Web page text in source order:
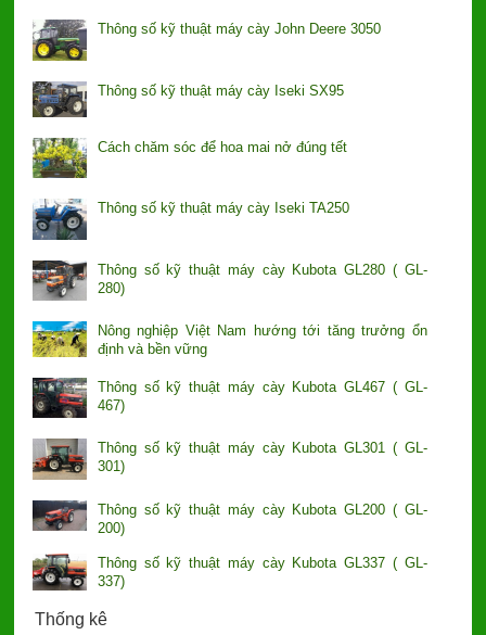
Thông số kỹ thuật máy cày John Deere 3050
Thông số kỹ thuật máy cày Iseki SX95
Cách chăm sóc để hoa mai nở đúng tết
Thông số kỹ thuật máy cày Iseki TA250
Thông số kỹ thuật máy cày Kubota GL280 ( GL-
280)
Nông nghiệp Việt Nam hướng tới tăng trưởng ổn
định và bền vững
Thông số kỹ thuật máy cày Kubota GL467 ( GL-
467)
Thông số kỹ thuật máy cày Kubota GL301 ( GL-
301)
Thông số kỹ thuật máy cày Kubota GL200 ( GL-
200)
Thông số kỹ thuật máy cày Kubota GL337 ( GL-
337)
Thống kê